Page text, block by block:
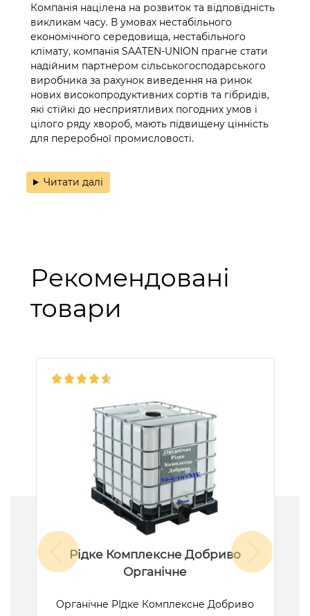
Компанія націлена на розвиток та відповідність
викликам часу. В умовах нестабільного
економічного середовища, нестабільного
клімату, компанія SAATEN-UNION прагне стати
надійним партнером сільськогосподарського
виробника за рахунок виведення на ринок
нових високопродуктивних сортів та гібридів,
які стійкі до несприятливих погодних умов і
цілого ряду хвороб, мають підвищену цінність
для переробної промисловості.
Читати далі
Рекомендовані
товари
Рідке Комплексне Добриво
Органічне
Органічне РІдке Комплексне Добриво